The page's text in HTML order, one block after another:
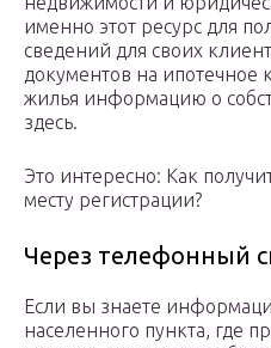
именно этот ресурс для
сведений для своих
документов на ипотечное
жилья информацию о
здесь.
Это интересно: Как
месту регистрации?
Через телефонный
Если вы знаете
населенного пункта, где